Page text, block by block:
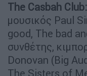
The Casbah Club:
μουσικός Paul
good, The bad
συνθέτης,
Donovan (Big
The Sisters of